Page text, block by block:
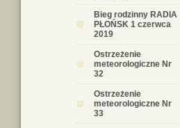
Bieg rodzinny RADIA
PŁOŃSK 1 czerwca
2019
Ostrzeżenie
meteorologiczne Nr
32
Ostrzeżenie
meteorologiczne Nr
33